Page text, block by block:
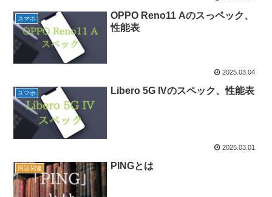
スマホ
OPPO Reno11 Aのスっペック、
性能表
2025.03.04
スマホ Libero 5G IVのスペック、性能表
2025.03.01
用語関連 PINGとは